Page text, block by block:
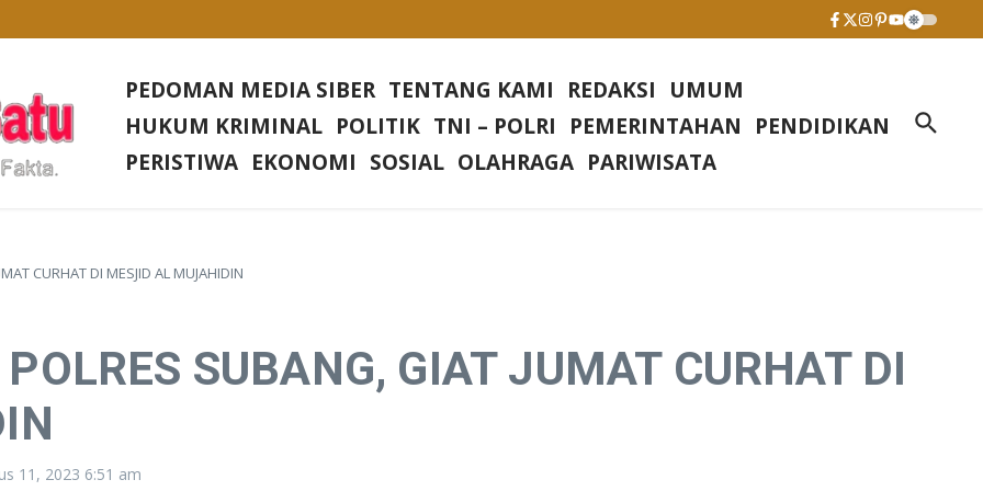
Rias
Di setiap Gereja Di Wilkum Polres Bangka Barat
Kecamatan Jampang Tengah Kabupaten Sukabumi
Tornagogo Sihombing Pimpin Wilayah Baru
PEDOMAN MEDIA SIBER TENTANG KAMI REDAKSI
UMUM
HUKUM KRIMINAL POLITIK TNI – POLRI PEMERINTAHAN
PENDIDIKAN
PERISTIWA EKONOMI SOSIAL OLAHRAGA PARIWISATA
CURHAT DI MESJID AL MUJAHIDIN
SUBANG, GIAT JUMAT CURHAT DI
11, 2023 6:51 am